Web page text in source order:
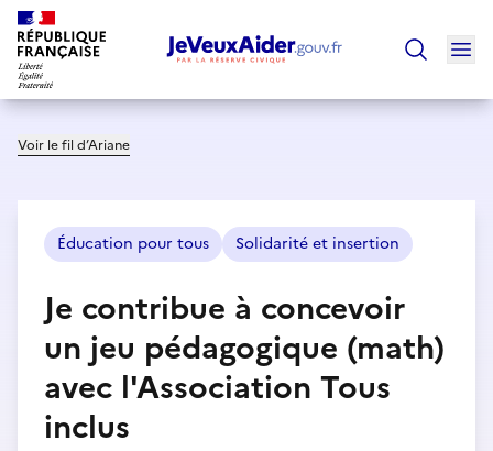
Voir le fil d’Ariane
Éducation pour tous Solidarité et insertion
Je contribue à concevoir
un jeu pédagogique (math)
avec l'Association Tous
inclus